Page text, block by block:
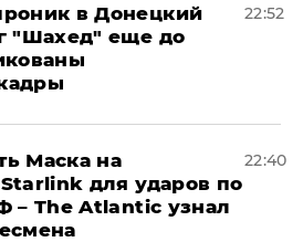
в Донецкий
"Шахед" еще до
22:52
Маска на
для ударов по
– The Atlantic узнал
22:40